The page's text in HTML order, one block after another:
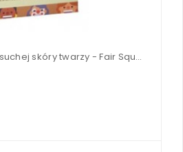
Mydło w kostce do suchej skóry twarzy - Fair Squared 2x80 g